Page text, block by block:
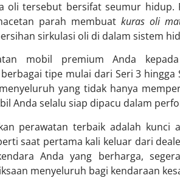
oli tersebut bersifat seumur hidup.
parah membuat kuras oli
sirkulasi oli di dalam sistem
mobil premium Anda
tipe mulai dari Seri 3
yang tidak hanya
Anda selalu siap dipacu dalam
perawatan terbaik adalah kunci
saat pertama kali keluar dari
Anda yang berharga,
menyeluruh bagi kendaraan